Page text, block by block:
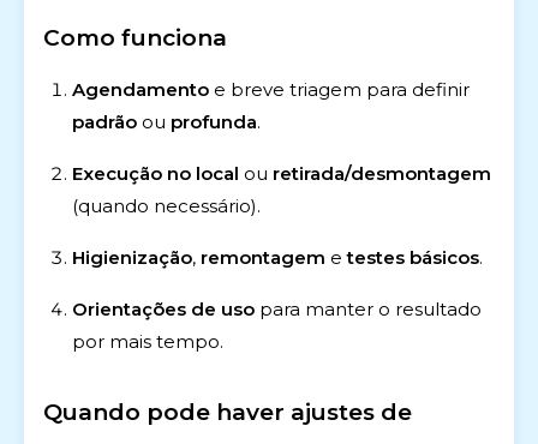
Como funciona
Agendamento e breve triagem para definir
padrão ou profunda.
Execução no local ou retirada/desmontagem
(quando necessário).
Higienização, remontagem etestes básicos.
Orientações de uso para manter o resultado
por mais tempo.
Quando pode haver ajustes de